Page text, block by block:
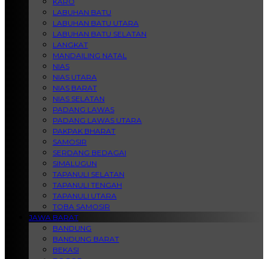
LABUHAN BATU
LABUHAN BATU UTARA
LABUHAN BATU SELATAN
LANGKAT
MANDAILING NATAL
NIAS
NIAS UTARA
NIAS BARAT
NIAS SELATAN
PADANG LAWAS
PADANG LAWAS UTARA
PAKPAK BHARAT
SAMOSIR
SERDANG BEDAGAI
SIMALUGUN
TAPANULI SELATAN
TAPANULI TENGAH
TAPANULI UTARA
TOBA SAMOSIR
JAWA BARAT
BANDUNG
BANDUNG BARAT
BEKASI